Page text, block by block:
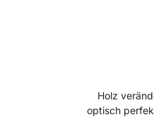
Holz
optisch